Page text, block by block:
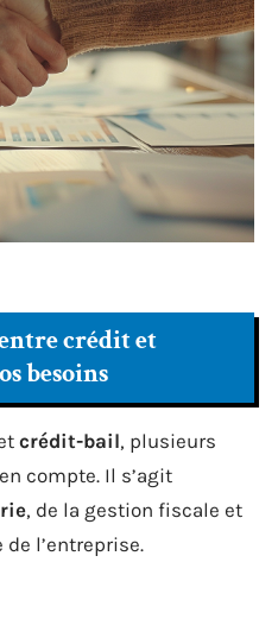
crédit et
besoins
crédit-bail, plusieurs
compte. Il s’agit
, de la gestion fiscale et
l’entreprise.